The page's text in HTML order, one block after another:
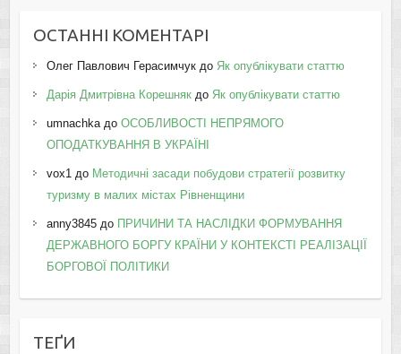
ОСТАННІ КОМЕНТАРІ
Олег Павлович Герасимчукдо Як опублікувати статтю
Дарія Дмитрівна Корешнякдо Як опублікувати статтю
umnachkaдо ОСОБЛИВОСТІ НЕПРЯМОГО
ОПОДАТКУВАННЯ В УКРАЇНІ
vox1до Методичні засади побудови стратегії розвитку
туризму в малих містах Рівненщини
anny3845до ПРИЧИНИ ТА НАСЛІДКИ ФОРМУВАННЯ
ДЕРЖАВНОГО БОРГУ КРАЇНИ У КОНТЕКСТІ РЕАЛІЗАЦІЇ
БОРГОВОЇ ПОЛІТИКИ
ТЕҐИ